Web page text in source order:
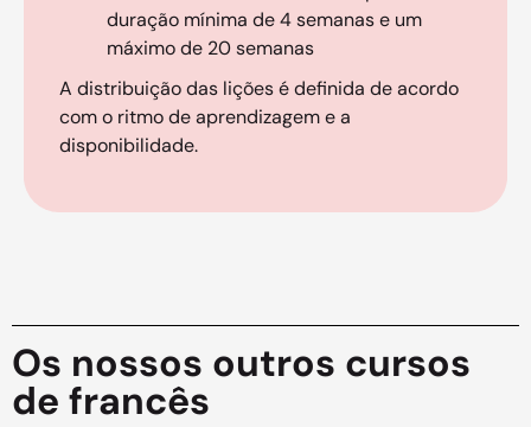
duração mínima de 4 semanas e um
máximo de 20 semanas
A distribuição das lições é definida de acordo
com o ritmo de aprendizagem e a
disponibilidade.
Os nossos outros cursos
de francês